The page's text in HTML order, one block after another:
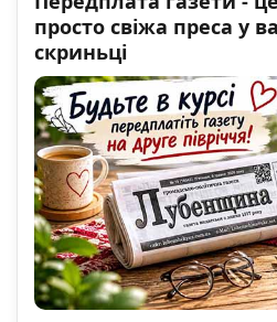
просто свіжа преса у
скриньці